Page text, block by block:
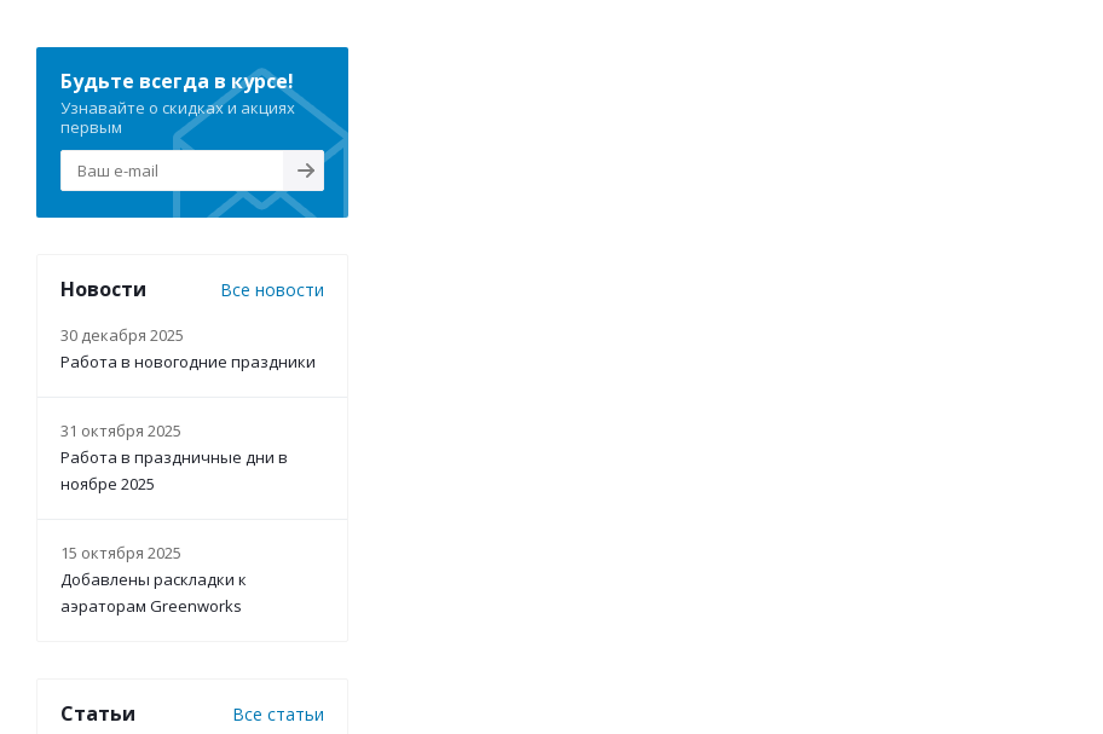
Будьте всегда в курсе!
Узнавайте о скидках и акциях
первым
Новости Все новости
30 декабря 2025
Работа в новогодние праздники
31 октября 2025
Работа в праздничные дни в
ноябре 2025
15 октября 2025
Добавлены раскладки к
аэраторам Greenworks
Статьи Все статьи